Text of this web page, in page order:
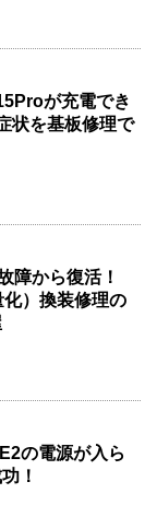
が充電でき
状を基板修理で
障から復活！
）換装修理の
の電源が入ら
！